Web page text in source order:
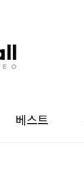
베스트